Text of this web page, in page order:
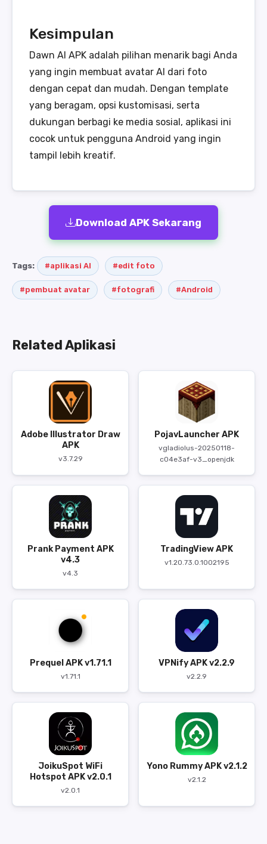
Kesimpulan
Dawn AI APK adalah pilihan menarik bagi Anda
yang ingin membuat avatar AI dari foto
dengan cepat dan mudah. Dengan template
yang beragam, opsi kustomisasi, serta
dukungan berbagi ke media sosial, aplikasi ini
cocok untuk pengguna Android yang ingin
tampil lebih kreatif.
Download APK Sekarang
Tags: #aplikasi AI #edit foto
#pembuat avatar #fotografi #Android
Related Aplikasi
Adobe Illustrator Draw
APK
v3.7.29
PojavLauncher APK
vgladiolus-20250118-
c04e3af-v3_openjdk
Prank Payment APK
v4.3
v4.3
TradingView APK
v1.20.73.0.1002195
Prequel APK v1.71.1
v1.71.1
VPNify APK v2.2.9
v2.2.9
JoikuSpot WiFi
Hotspot APK v2.0.1
v2.0.1
Yono Rummy APK v2.1.2
v2.1.2